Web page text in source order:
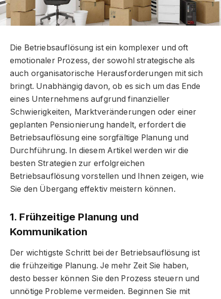
Die Betriebsauflösung ist ein komplexer und oft
emotionaler Prozess, der sowohl strategische als
auch organisatorische Herausforderungen mit sich
bringt. Unabhängig davon, ob es sich um das Ende
eines Unternehmens aufgrund finanzieller
Schwierigkeiten, Marktveränderungen oder einer
geplanten Pensionierung handelt, erfordert die
Betriebsauflösung eine sorgfältige Planung und
Durchführung. In diesem Artikel werden wir die
besten Strategien zur erfolgreichen
Betriebsauflösung vorstellen und Ihnen zeigen, wie
Sie den Übergang effektiv meistern können.
1. Frühzeitige Planung und
Kommunikation
Der wichtigste Schritt bei der Betriebsauflösung ist
die frühzeitige Planung. Je mehr Zeit Sie haben,
desto besser können Sie den Prozess steuern und
unnötige Probleme vermeiden. Beginnen Sie mit